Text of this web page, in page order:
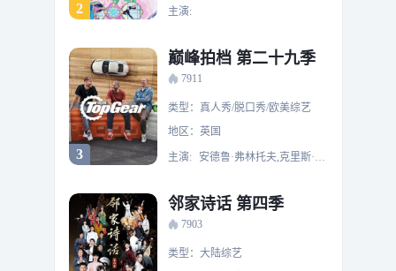
2 主演:
3
巅峰拍档 第二十九季
7911
类型：真人秀/脱口秀/欧美综艺
地区：英国
主演: 安德鲁·弗林托夫,克里斯·哈里斯,帕迪·麦吉尼斯
邻家诗话 第四季
7903
类型：大陆综艺